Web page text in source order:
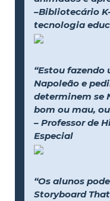
–Bibliotecário
tecnologia
“Estou
Napoleão e
determinem se
bom ou mau,
– Professor de
Especial
“Os alunos
Storyboard